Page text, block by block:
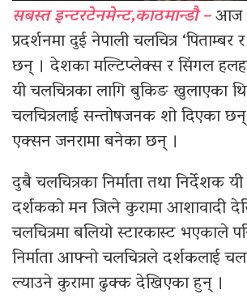
सबस्त इन्टरटेनमेन्ट,काठमान्डौ –आज
प्रदर्शनमा दुई नेपाली चलचित्र
छन् । देशका मल्टिप्लेक्स र सिंगल
यी चलचित्रका लागि बुकिङ खुलाएका
चलचित्रलाई सन्तोषजनक शो दिएका
एक्सन जनरामा बनेका छन् ।
दुबै चलचित्रका निर्माता तथा निर्देशक
दर्शकको मन जित्ने कुरामा आशावादी
चलचित्रमा बलियो स्टारकास्ट भएकाले
निर्माता आफ्नो चलचित्रले दर्शकलाई
ल्याउने कुरामा ढुक्क देखिएका हुन् ।